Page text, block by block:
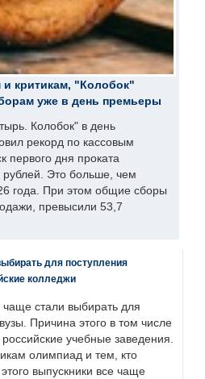
критикам, "Колобок"
уже в день премьеры
Колобок" в день
рекорд по кассовым
первого дня проката
Это больше, чем
года. При этом общие сборы
превысили 53,7
для поступления
колледжи
чаще стали выбирать для
Причина этого в том числе
учебные заведения.
олимпиад и тем, кто
выпускники все чаще